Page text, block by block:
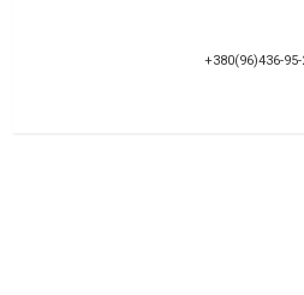
+380(96)436-95-